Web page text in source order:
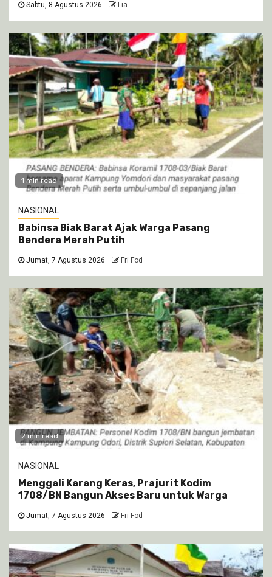
Sabtu, 8 Agustus 2026 Lia
1 min read
NASIONAL
Babinsa Biak Barat Ajak Warga Pasang
Bendera Merah Putih
Jumat, 7 Agustus 2026 Fri Fod
2 min read
NASIONAL
Menggali Karang Keras, Prajurit Kodim
1708/BN Bangun Akses Baru untuk Warga
Jumat, 7 Agustus 2026 Fri Fod